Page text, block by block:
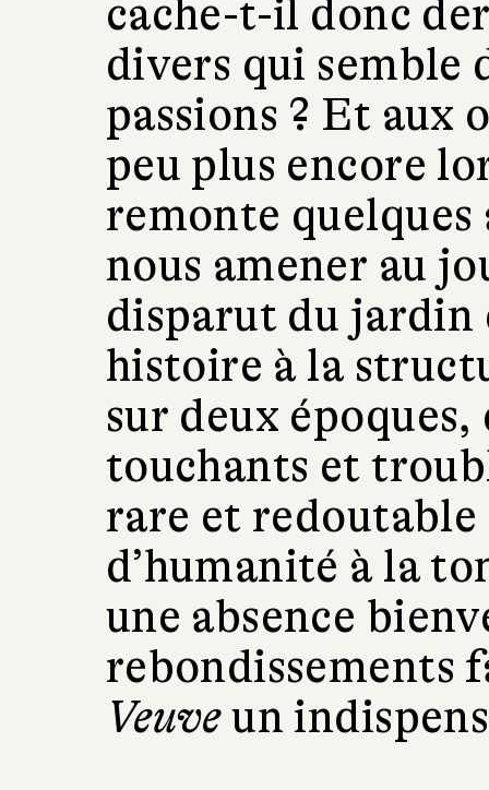
cache-t-il donc
divers qui semble
passions ? Et aux
peu plus encore
remonte
nous amener au
disparut du jardin
histoire à la
sur deux époques,
touchants et
rare et redoutable
d’humanité à la
une absence
rebondissements
Veuveun